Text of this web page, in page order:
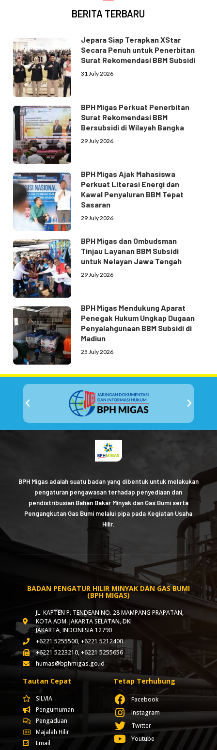
BERITA TERBARU
Jepara Siap Terapkan XStar
Secara Penuh untuk Penerbitan
Surat Rekomendasi BBM Subsidi
31 July 2026
BPH Migas Perkuat Penerbitan
Surat Rekomendasi BBM
Bersubsidi di Wilayah Bangka
29 July 2026
BPH Migas Ajak Mahasiswa
Perkuat Literasi Energi dan
Kawal Penyaluran BBM Tepat
Sasaran
29 July 2026
BPH Migas dan Ombudsman
Tinjau Layanan BBM Subsidi
untuk Nelayan Jawa Tengah
29 July 2026
BPH Migas Mendukung Aparat
Penegak Hukum Ungkap Dugaan
Penyalahgunaan BBM Subsidi di
Madiun
25 July 2026
BPH Migas adalah suatu badan yang dibentuk untuk melakukan
pengaturan pengawasan terhadap penyediaan dan
pendistribusian Bahan Bakar Minyak dan Gas Bumi serta
Pengangkutan Gas Bumi melalui pipa pada Kegiatan Usaha
Hilir.
BADAN PENGATUR HILIR MINYAK DAN GAS BUMI
(BPH MIGAS)
JL. KAPTEN P. TENDEAN NO. 28 MAMPANG PRAPATAN,
KOTA ADM. JAKARTA SELATAN, DKI
JAKARTA, INDONESIA 12790
+6221 5255500, +6221 5212400
+6221 5223210, +6221 5255656
humas@bphmigas.go.id
Tautan Cepat
SILVIA
Pengumuman
Pengaduan
Majalah Hilir
Email
Tetap Terhubung
Facebook
Instagram
Twitter
Youtube